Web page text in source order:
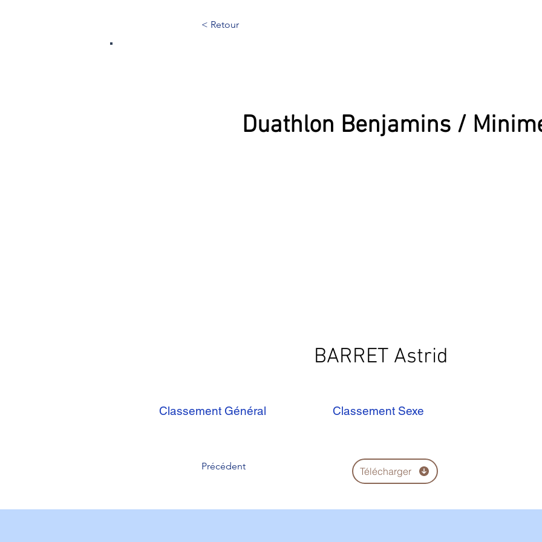
< Retour
BARRET Astrid
Duathlon Benjamins /
Classement Général Classement Sexe
Précédent Télécharger